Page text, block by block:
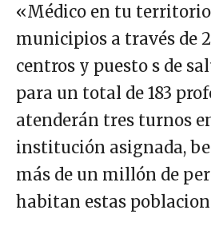
«Médico en tu
municipios a través de
centros y puesto s de
para un total de 183
atenderán tres turnos
institución asignada,
más de un millón de
habitan estas